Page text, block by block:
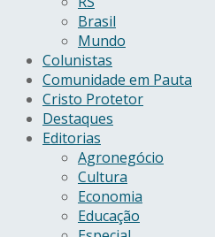
Brasil
Mundo
Colunistas
Comunidade em Pauta
Cristo Protetor
Destaques
Editorias
Agronegócio
Cultura
Economia
Educação